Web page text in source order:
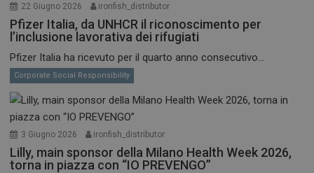
22 Giugno 2026 ironfish_distributor
Pfizer Italia, da UNHCR il riconoscimento per
l’inclusione lavorativa dei rifugiati
Pfizer Italia ha ricevuto per il quarto anno consecutivo...
Corporate Social Responsibility
3 Giugno 2026 ironfish_distributor
Lilly, main sponsor della Milano Health Week 2026,
torna in piazza con “IO PREVENGO”